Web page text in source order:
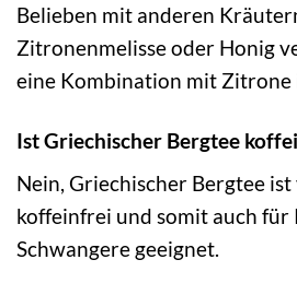
Belieben mit anderen
Zitronenmelisse oder Honig
eine Kombination mit Zitrone
Ist Griechischer Bergtee
Nein, Griechischer Bergtee
koffeinfrei und somit auch für
Schwangere geeignet.